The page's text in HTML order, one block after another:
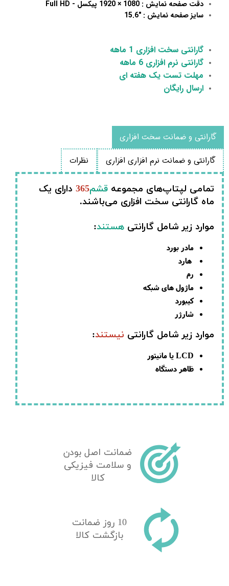
دقت صفحه نمایش : 1080 × 1920 پیکسل - Full HD
سایز صفحه نمایش : "15.6
گارانتی سخت افزاری 1 ماهه
گارانتی نرم افزاری 6 ماهه
مهلت تست یک هفته ای
ارسال رایگان
گارانتی و ضمانت سخت افزاری
گارانتی و ضمانت نرم افزاری افزاری
نظرات
تمامی لپتاپ‌های مجموعه قشم365 دارای یک
ماه گارانتی سخت افزاری می‌باشند.
موارد زیر شامل گارانتی هستند:
مادر بورد
هارد
رم
ماژول های شبکه
کیبورد
شارژر
موارد زیر شامل گارانتی نیستند:
LCD یا مانیتور
ظاهر دستگاه
ضمانت اصل بودن
و سلامت فیزیکی
کالا
10 روز ضمانت
بازگشت کالا